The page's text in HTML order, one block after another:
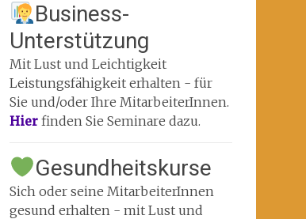
Business-
Unterstützung
Mit Lust und Leichtigkeit
Leistungsfähigkeit erhalten - für
Sie und/oder Ihre MitarbeiterInnen.
Hier finden Sie Seminare dazu.
Gesundheitskurse
Sich oder seine MitarbeiterInnen
gesund erhalten - mit Lust und